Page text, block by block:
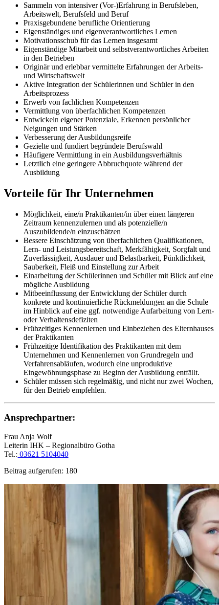
Sammeln von intensiver (Vor-)Erfahrung in Berufsleben,
Arbeitswelt, Berufsfeld und Beruf
Praxisgebundene berufliche Orientierung
Eigenständiges und eigenverantwortliches Lernen
Motivationsschub für das Lernen insgesamt
Eigenständige Mitarbeit und selbstverantwortliches Arbeiten
in den Betrieben
Originär und erlebbar vermittelte Erfahrungen der Arbeits-
und Wirtschaftswelt
Aktive Integration der Schülerinnen und Schüler in den
Arbeitsprozess
Erwerb von fachlichen Kompetenzen
Vermittlung von überfachlichen Kompetenzen
Entwickeln eigener Potenziale, Erkennen persönlicher
Neigungen und Stärken
Verbesserung der Ausbildungsreife
Gezielte und fundiert begründete Berufswahl
Häufigere Vermittlung in ein Ausbildungsverhältnis
Letztlich eine geringere Abbruchquote während der
Ausbildung
Vorteile für Ihr Unternehmen
Möglichkeit, eine/n Praktikanten/in über einen längeren
Zeitraum kennenzulernen und als potenzielle/n
Auszubildende/n einzuschätzen
Bessere Einschätzung von überfachlichen Qualifikationen,
Lern- und Leistungsbereitschaft, Merkfähigkeit, Sorgfalt und
Zuverlässigkeit, Ausdauer und Belastbarkeit, Pünktlichkeit,
Sauberkeit, Fleiß und Einstellung zur Arbeit
Einarbeitung der Schülerinnen und Schüler mit Blick auf eine
mögliche Ausbildung
Mitbeeinflussung der Entwicklung der Schüler durch
konkrete und kontinuierliche Rückmeldungen an die Schule
im Hinblick auf eine ggf. notwendige Aufarbeitung von Lern-
oder Verhaltensdefiziten
Frühzeitiges Kennenlernen und Einbeziehen des Elternhauses
der Praktikanten
Frühzeitige Identifikation des Praktikanten mit dem
Unternehmen und Kennenlernen von Grundregeln und
Verfahrensabläufen, wodurch eine unproduktive
Eingewöhnungsphase zu Beginn der Ausbildung entfällt.
Schüler müssen sich regelmäßig, und nicht nur zwei Wochen,
für den Betrieb empfehlen.
Ansprechpartner:
Frau Anja Wolf
Leiterin IHK – Regionalbüro Gotha
Tel.: 03621 5104040
Beitrag aufgerufen: 180